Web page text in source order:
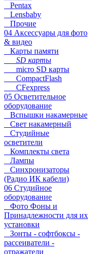
Pentax
Lensbaby
Прочие
04 Аксессуары для фото
& видео
Карты памяти
SD карты
micro SD карты
CompactFlash
CFexpress
05 Осветительное
оборудование
Вспышки накамерные
Свет накамерный
Студийные
осветители
Комплекты света
Лампы
Синхронизаторы
(Радио ИК кабели)
06 Студийное
оборудование
Фото Фоны и
Принадлежности для их
установки
Зонты - софтбоксы -
рассеиватели -
отражатели